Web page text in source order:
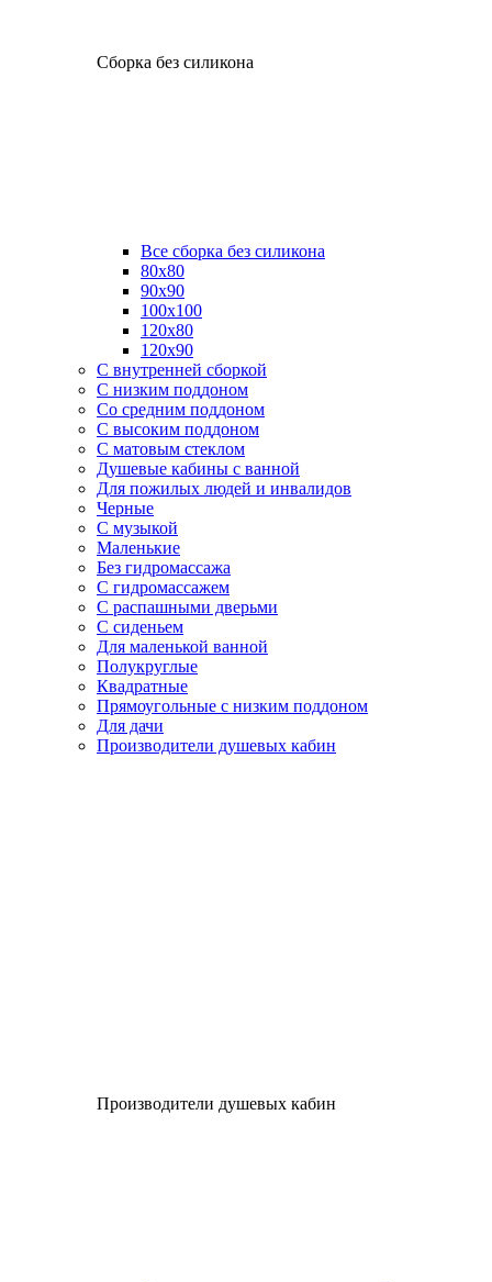
Сборка без силикона
Все сборка без силикона
80х80
90х90
100х100
120х80
120х90
С внутренней сборкой
C низким поддоном
Со средним поддоном
С высоким поддоном
С матовым стеклом
Душевые кабины с ванной
Для пожилых людей и инвалидов
Черные
С музыкой
Маленькие
Без гидромассажа
С гидромассажем
С распашными дверьми
С сиденьем
Для маленькой ванной
Полукруглые
Квадратные
Прямоугольные с низким поддоном
Для дачи
Производители душевых кабин
Производители душевых кабин